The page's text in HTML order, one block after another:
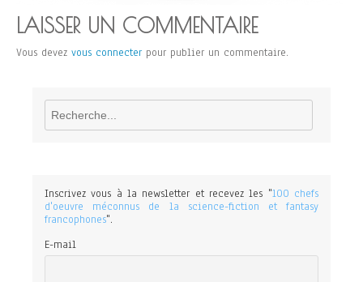
LAISSER UN COMMENTAIRE
Vous devez vous connecter pour publier un commentaire.
Rechercher
Inscrivez vous à la newsletter et recevez les "100 chefs
d'oeuvre méconnus de la science-fiction et fantasy
francophones".
E-mail